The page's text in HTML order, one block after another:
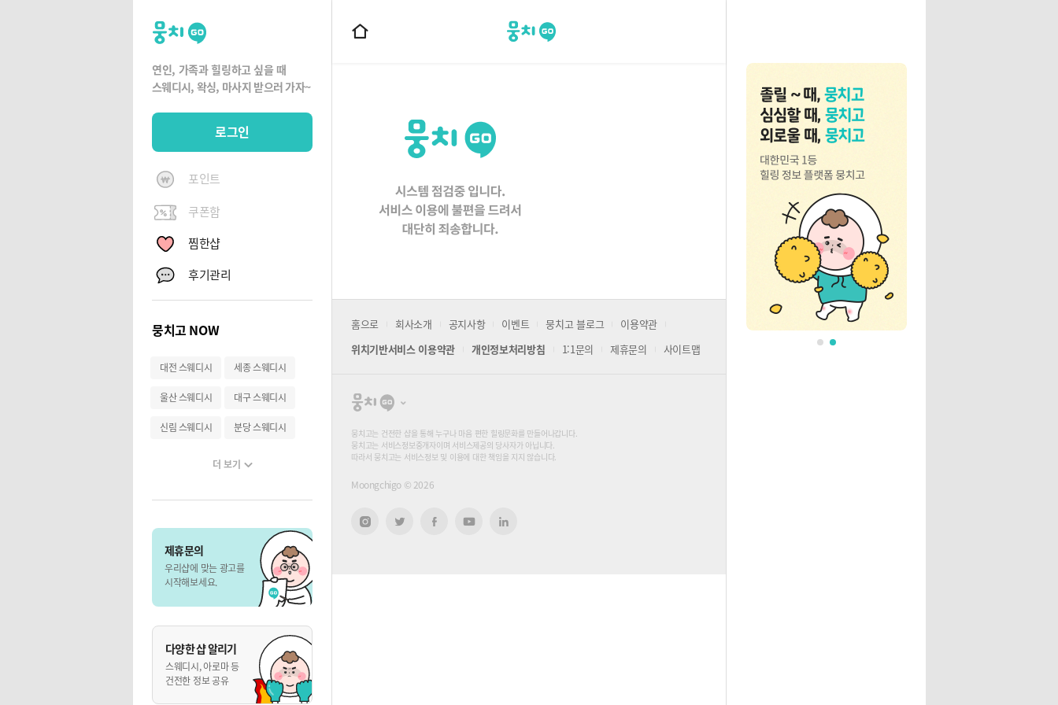
뭉
치
고
연인, 가족과 힐링하고 싶을 때
스웨디시, 왁싱, 마사지 받으러 가자~
로그인
포인트
쿠폰함
찜한샵
후기관리
뭉치고 NOW
대전 스웨디시 세종 스웨디시
울산 스웨디시 대구 스웨디시
신림 스웨디시 분당 스웨디시
더 보기
제휴문의
우리샵에 맞는 광고를
시작해보세요.
다양한 샵 알리기
스웨디시, 아로마 등
건전한 정보 공유
뭉치고
홈
홈으로 회사소개 공지사항 이벤트 뭉치고 블로그
이용약관
위치기반서비스 이용약관
개인정보처리방침 1:1문의 제휴문의 사이트맵
뭉
고
뭉치고는 건전한 샵을 통해 누구나 마음 편한 힐링문화를 만들어나갑니다.
뭉치고는 서비스정보중개자이며 서비스제공의 당사자가 아닙니다.
따라서 뭉치고는 서비스정보 및 이용에 대한 책임을 지지 않습니다.
Moongchigo © 2026